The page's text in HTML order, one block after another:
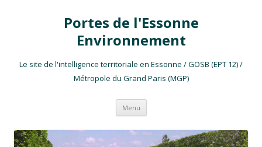
Portes de l'Essonne
Environnement
Le site de l'intelligence territoriale en Essonne / GOSB (EPT 12) /
Métropole du Grand Paris (MGP)
Menu Aller au contenu